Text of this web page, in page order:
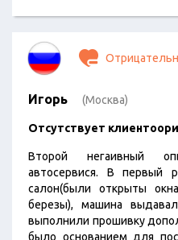
Игорь (Москва)
Отсутствует
Второй негаивный
автосервися. В первый
салон(были открыты
березы), машина
выполнили прошивку
было основанием для